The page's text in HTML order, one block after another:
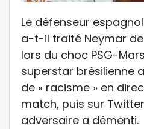
Le défenseur
a-t-il traité Neymar
lors du choc PSG-
superstar brésilienne
de « racisme » en
match, puis sur
adversaire a démenti.